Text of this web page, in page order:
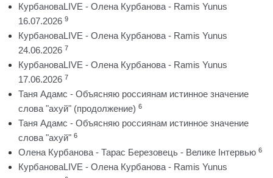
КурбановаLIVE - Олена Курбанова - Ramis Yunus
16.07.2026 9
КурбановаLIVE - Олена Курбанова - Ramis Yunus
24.06.2026 7
КурбановаLIVE - Олена Курбанова - Ramis Yunus
17.06.2026 7
Таня Адамс - Объясняю россиянам истинное значение
слова "ахуй" (продолжение) 6
Таня Адамс - Объясняю россиянам истинное значение
слова "ахуй" 6
Олена Курбанова - Тарас Березовець - Велике Інтервью 6
КурбановаLIVE - Олена Курбанова - Ramis Yunus